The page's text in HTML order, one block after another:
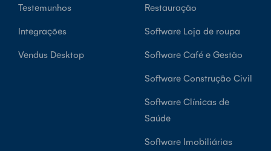
Testemunhos
Integrações
Vendus Desktop
Restauração
Software Loja de roupa
Software Café e Gestão
Software Construção Civil
Software Clínicas de
Saúde
Software Imobiliárias